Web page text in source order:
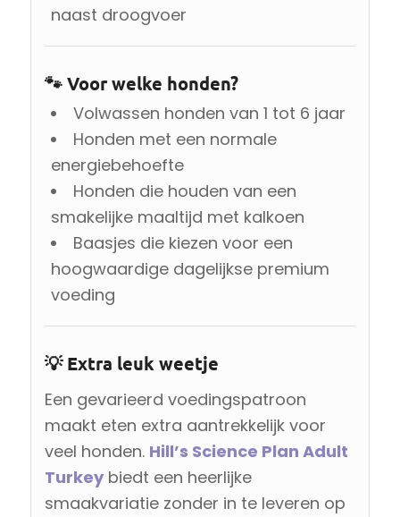
naast droogvoer
🐾 Voor welke honden?
Volwassen honden van 1 tot 6 jaar
Honden met een normale
energiebehoefte
Honden die houden van een
smakelijke maaltijd met kalkoen
Baasjes die kiezen voor een
hoogwaardige dagelijkse premium
voeding
💡 Extra leuk weetje
Een gevarieerd voedingspatroon
maakt eten extra aantrekkelijk voor
veel honden. Hill’s Science Plan Adult
Turkeybiedt een heerlijke
smaakvariatie zonder in te leveren op